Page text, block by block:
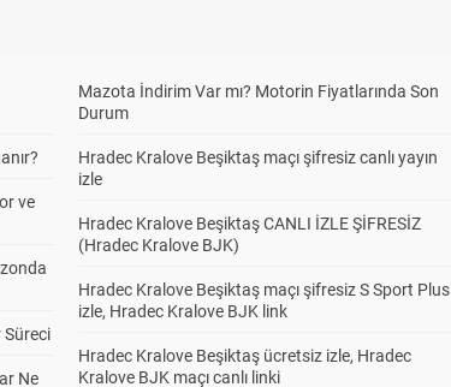
ve
Süreci
Ne
Mazota İndirim Var mı? Motorin Fiyatlarında Son
Durum
Hradec Kralove Beşiktaş maçı şifresiz canlı yayın
izle
Hradec Kralove Beşiktaş CANLI İZLE ŞİFRESİZ
(Hradec Kralove BJK)
Hradec Kralove Beşiktaş maçı şifresiz S Sport Plus
izle, Hradec Kralove BJK link
Hradec Kralove Beşiktaş ücretsiz izle, Hradec
Kralove BJK maçı canlı linki